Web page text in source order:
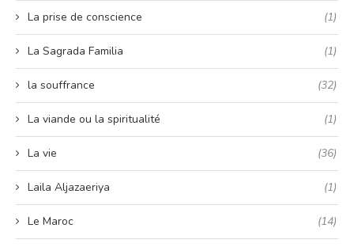
La prise de conscience (1)
La Sagrada Familia (1)
la souffrance (32)
La viande ou la spiritualité (1)
La vie (36)
Laila Aljazaeriya (1)
Le Maroc (14)